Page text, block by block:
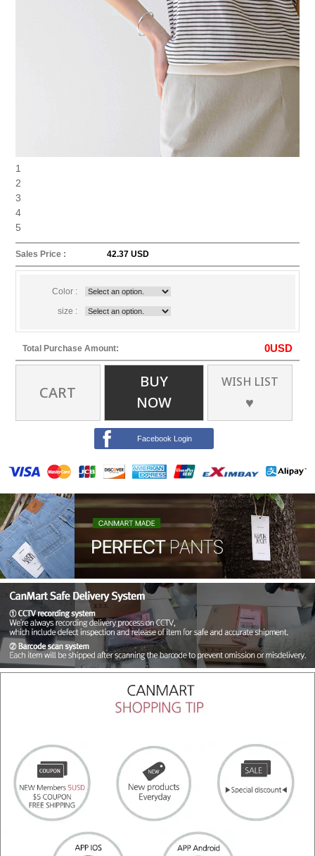
1
2
3
4
5
Sales Price : 42.37 USD
Color :
size :
Total Purchase Amount: 0USD
CART
BUY
NOW
WISH LIST
♥
Facebook Login